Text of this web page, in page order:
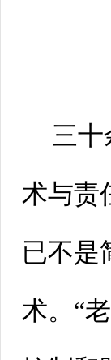
三十
术与责
已不是
术。“